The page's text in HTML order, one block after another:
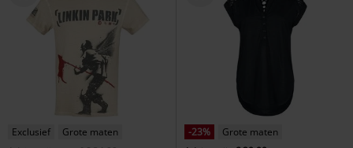
Exclusief
Grote maten
-23%
Grote maten